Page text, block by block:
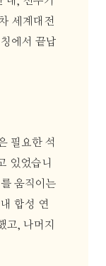
세계대전
에서 끝납
필요한 석
있었습니
움직이는
합성 연
고, 나머지